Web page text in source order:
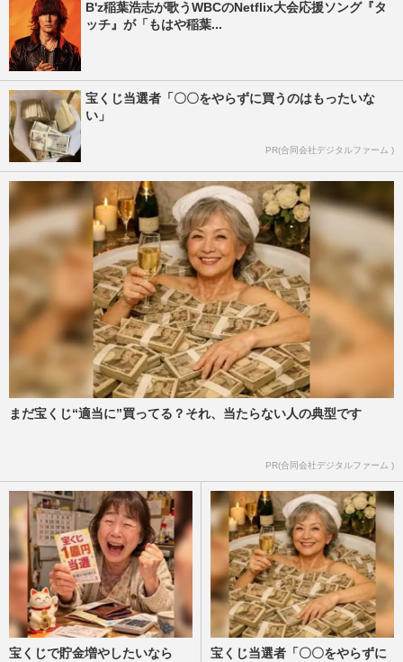
B'z稲葉浩志が歌うWBCのNetflix大会応援ソング『タ
ッチ』が「もはや稲葉...
宝くじ当選者「〇〇をやらずに買うのはもったいな
い」
PR(合同会社デジタルファーム )
まだ宝くじ“適当に”買ってる？それ、当たらない人の典型です
PR(合同会社デジタルファーム )
宝くじで貯金増やしたいなら
宝くじ当選者「〇〇をやらずに